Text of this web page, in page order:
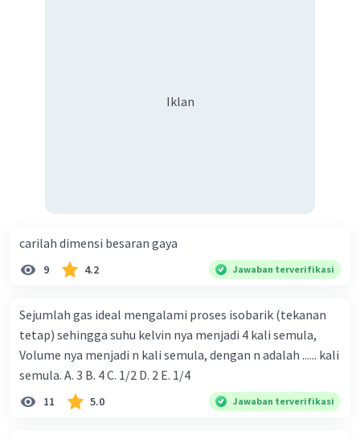
Iklan
carilah dimensi besaran gaya
9 4.2 Jawaban terverifikasi
Sejumlah gas ideal mengalami proses isobarik (tekanan
tetap) sehingga suhu kelvin nya menjadi 4 kali semula,
Volume nya menjadi n kali semula, dengan n adalah ...... kali
semula. A. 3 B. 4 C. 1/2 D. 2 E. 1/4
11 5.0 Jawaban terverifikasi